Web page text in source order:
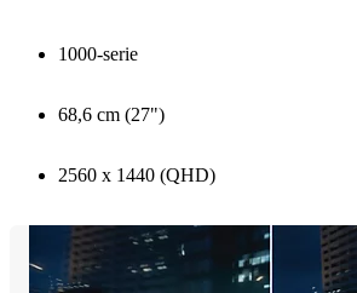
1000-serie
68,6 cm (27")
2560 x 1440 (QHD)